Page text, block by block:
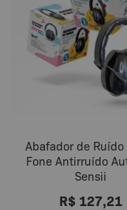
As
opções
podem
ser
Abafador de
Fone Antirruído
Sensii
R$127,21